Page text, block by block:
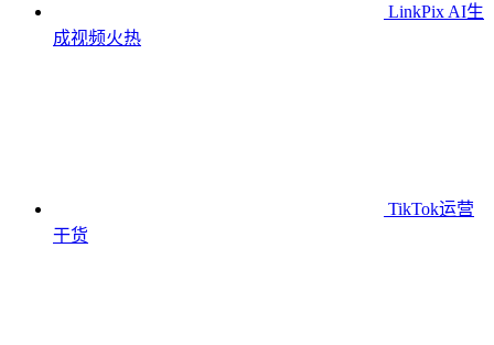
LinkPix AI生
成视频火热
TikTok运营
干货